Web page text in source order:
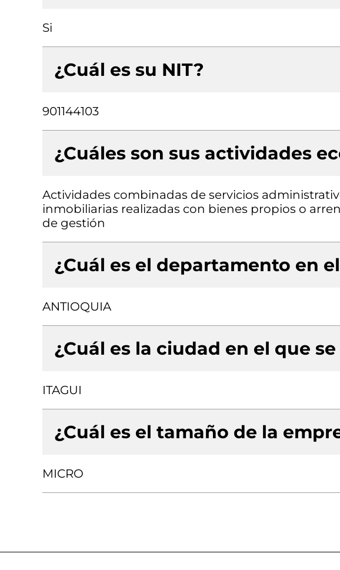
Si
¿Cuál es su NIT?
901144103
¿Cuáles son sus actividades
Actividades combinadas de servicios
inmobiliarias realizadas con bienes propios o
de gestión
¿Cuál es el departamento en
ANTIOQUIA
¿Cuál es la ciudad en el que
ITAGUI
¿Cuál es el tamaño de la
MICRO